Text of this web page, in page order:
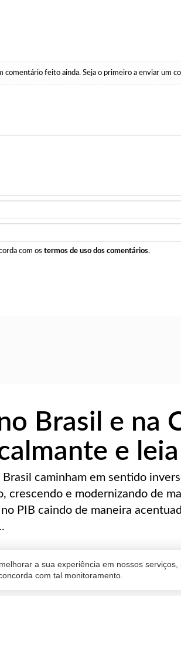
a sua experiência em nossos
com tal monitoramento.
comentário feito ainda. Seja o primeiro a enviar um
com os termos de uso dos comentários.
Brasil e na
e leia
Brasil caminham em sentido
crescendo e modernizando de
PIB caindo de maneira
06/02/2020 15:55